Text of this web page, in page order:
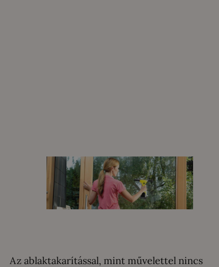
Az ablaktakarítással, mint művelettel nincs